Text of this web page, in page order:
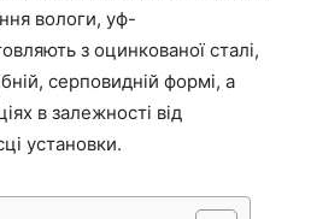
вологи, уф-
з оцинкованої сталі,
серповидній формі, а
в залежності від
установки.